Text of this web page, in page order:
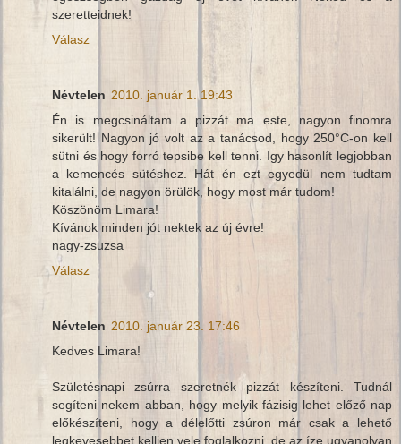
szeretteidnek!
Válasz
Névtelen 2010. január 1. 19:43
Én is megcsináltam a pizzát ma este, nagyon finomra
sikerült! Nagyon jó volt az a tanácsod, hogy 250°C-on kell
sütni és hogy forró tepsibe kell tenni. Igy hasonlít legjobban
a kemencés sütéshez. Hát én ezt egyedül nem tudtam
kitalálni, de nagyon örülök, hogy most már tudom!
Köszönöm Limara!
Kívánok minden jót nektek az új évre!
nagy-zsuzsa
Válasz
Névtelen 2010. január 23. 17:46
Kedves Limara!
Születésnapi zsúrra szeretnék pizzát készíteni. Tudnál
segíteni nekem abban, hogy melyik fázisig lehet előző nap
előkészíteni, hogy a délelőtti zsúron már csak a lehető
legkevesebbet kelljen vele foglalkozni, de az íze ugyanolyan